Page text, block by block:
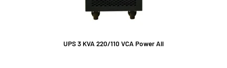
UPS 3 KVA 220/110 VCA Power All